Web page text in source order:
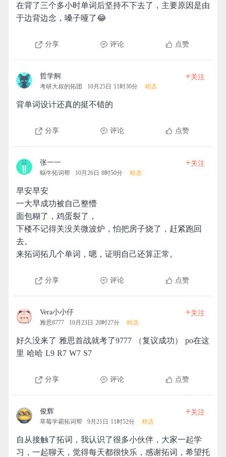
在背了三个多小时单词后坚持不下去了，主要原因是由
于边背边念，嗓子哑了😂
分享 评论 点赞
哲学舸
考研大叔的拓团 10月25日 11时30分 精选
+关注
背单词设计还真的挺不错的
分享 评论 点赞
张一一
蜗牛拓词帮 10月26日 8时50分 精选
+关注
早安早安
一大早成功被自己整懵
面包糊了，鸡蛋裂了，
下楼不记得关没关微波炉，怕把房子烧了，赶紧跑回
去。
来拓词拓几个单词，嗯，证明自己还算正常。
分享 评论 点赞
Vera小小仔
雅思8777 10月23日 20时27分 精选
+关注
好久没来了 雅思首战就考了9777 （复议成功） po在这
里 哈哈 L9 R7 W7 S7
分享 评论 点赞
俊辉
草莓学霸拓词帮 9月21日 11时52分 精选
+关注
自从接触了拓词，我认识了很多小伙伴，大家一起学
习，一起聊天，觉得每天都很快乐，感谢拓词，希望托